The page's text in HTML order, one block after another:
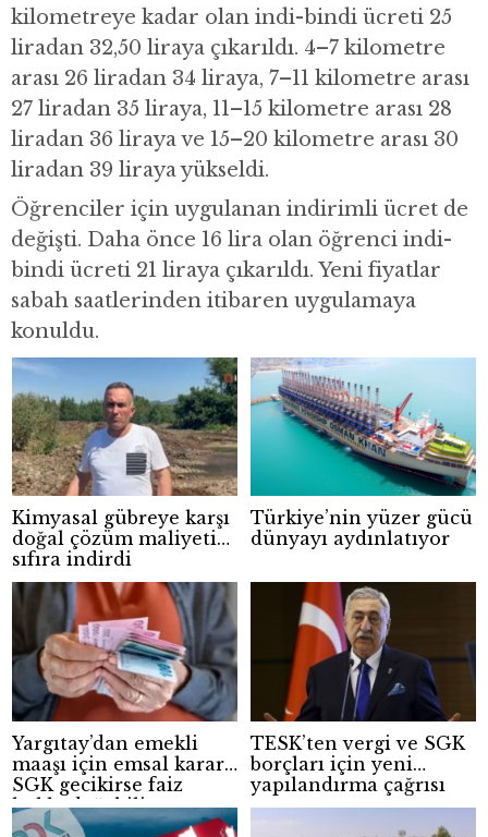
kilometreye kadar olan indi-bindi ücreti 25
liradan 32,50 liraya çıkarıldı. 4–7 kilometre
arası 26 liradan 34 liraya, 7–11 kilometre arası
27 liradan 35 liraya, 11–15 kilometre arası 28
liradan 36 liraya ve 15–20 kilometre arası 30
liradan 39 liraya yükseldi.
Öğrenciler için uygulanan indirimli ücret de
değişti. Daha önce 16 lira olan öğrenci indi-
bindi ücreti 21 liraya çıkarıldı. Yeni fiyatlar
sabah saatlerinden itibaren uygulamaya
konuldu.
Kimyasal gübreye karşı
doğal çözüm maliyeti
sıfıra indirdi
Türkiye’nin yüzer gücü
dünyayı aydınlatıyor
Yargıtay’dan emekli
maaşı için emsal karar:
SGK gecikirse faiz
hakkı doğabilir
TESK’ten vergi ve SGK
borçları için yeni
yapılandırma çağrısı